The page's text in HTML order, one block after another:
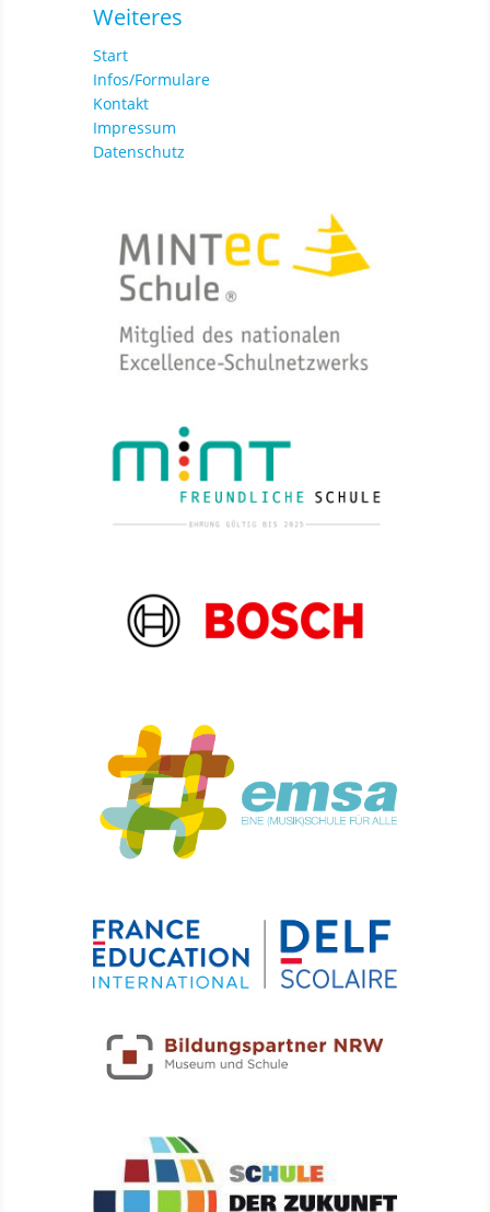
Weiteres
Start
Infos/Formulare
Kontakt
Impressum
Datenschutz